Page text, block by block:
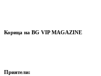
Корица на BG VIP MAGAZINE
Приятели: